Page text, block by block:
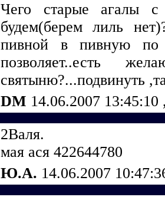
Чего старые агалы с
будем(берем лиль
пивной в пивную
позволяет..есть
святыню?...подвинуть
DM 14.06.2007 13:45:10
2Валя.
мая ася 422644780
Ю.А. 14.06.2007